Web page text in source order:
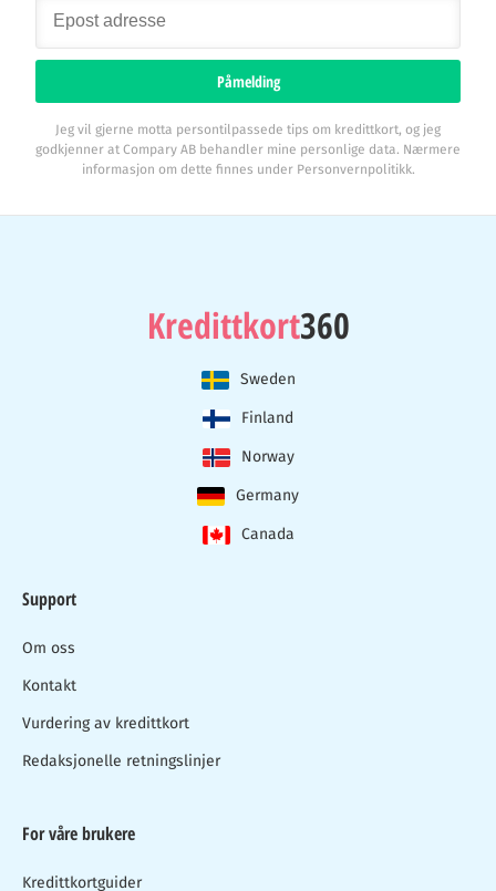
Påmelding
Jeg vil gjerne motta persontilpassede tips om kredittkort, og jeg
godkjenner at Compary AB behandler mine personlige data. Nærmere
informasjon om dette finnes under Personvernpolitikk.
Kredittkort360
Sweden
Finland
Norway
Germany
Canada
Support
Om oss
Kontakt
Vurdering av kredittkort
Redaksjonelle retningslinjer
For våre brukere
Kredittkortguider